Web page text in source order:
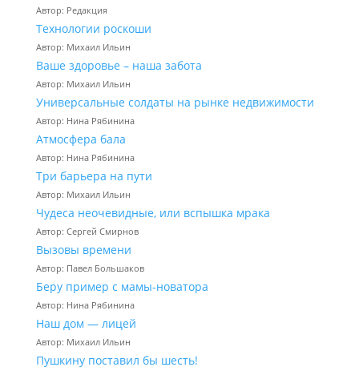
Автор: Редакция
Технологии роскоши
Автор: Михаил Ильин
Ваше здоровье – наша забота
Автор: Михаил Ильин
Универсальные солдаты на рынке недвижимости
Автор: Нина Рябинина
Атмосфера бала
Автор: Нина Рябинина
Три барьера на пути
Автор: Михаил Ильин
Чудеса неочевидные, или вспышка мрака
Автор: Сергей Смирнов
Вызовы времени
Автор: Павел Большаков
Беру пример с мамы-новатора
Автор: Нина Рябинина
Наш дом — лицей
Автор: Михаил Ильин
Пушкину поставил бы шесть!